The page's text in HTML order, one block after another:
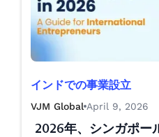
インドでの事業設立
VJM Global April 9, 2026
2026年、シンガポー